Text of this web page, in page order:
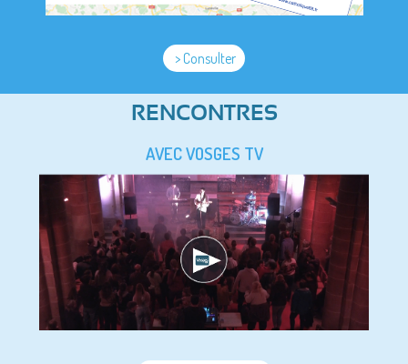
> Consulter
RENCONTRES
AVEC VOSGES TV